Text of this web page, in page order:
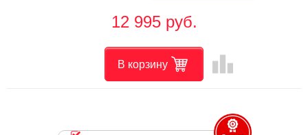
12 995 руб.
В корзину leaderboard